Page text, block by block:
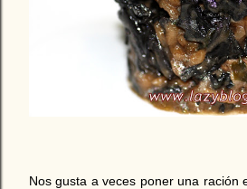
Nos gusta a veces poner una ración